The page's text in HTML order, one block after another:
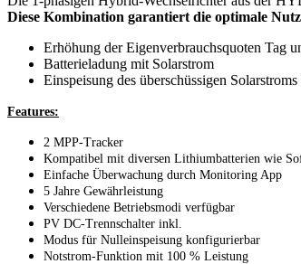
Diese Kombination garantiert die optimale
Erhöhung der Eigenverbrauchsquoten Tag
Batterieladung mit Solarstrom
Einspeisung des überschüssigen
Features:
2 MPP-Tracker
Kompatibel mit diversen Lithiumbatterien wie
Einfache Überwachung durch Monitoring App
5 Jahre Gewährleistung
Verschiedene Betriebsmodi verfügbar
PV DC-Trennschalter inkl.
Modus für Nulleinspeisung konfigurierbar
Notstrom-Funktion mit 100 % Leistung